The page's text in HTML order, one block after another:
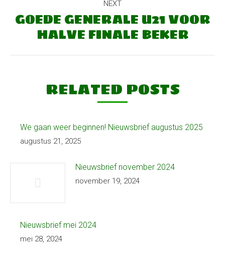
NEXT
Next
post:
GOEDE GENERALE U21 VOOR
HALVE FINALE BEKER
RELATED POSTS
We gaan weer beginnen! Nieuwsbrief augustus 2025
augustus 21, 2025
Nieuwsbrief november 2024
november 19, 2024
Nieuwsbrief mei 2024
mei 28, 2024